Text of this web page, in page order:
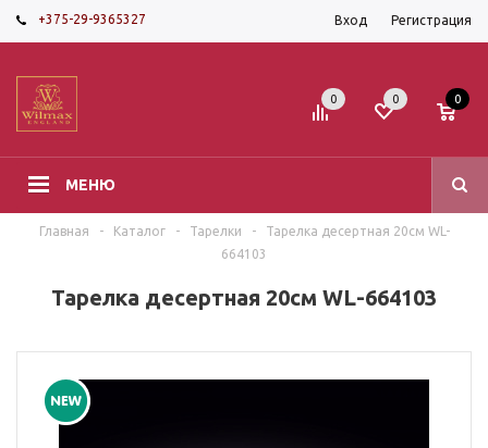
+375-29-9365327 Вход Регистрация
МЕНЮ
0 0 0
Главная - Каталог - Тарелки -
Тарелка десертная 20см WL-
664103
Тарелка десертная 20см WL-664103